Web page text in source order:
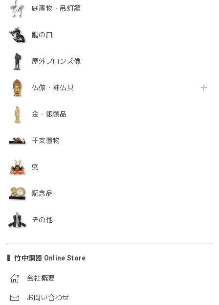
庭置物・吊灯籠
龍の口
屋外ブロンズ像
仏像・神仏具
金・銀製品
干支置物
兜
記念品
その他
竹中銅器 Online Store
会社概要
お問い合わせ